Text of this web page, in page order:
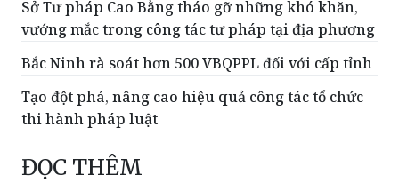
Sở Tư pháp Cao Bằng tháo gỡ những khó khăn,
vướng mắc trong công tác tư pháp tại địa phương
Bắc Ninh rà soát hơn 500 VBQPPL đối với cấp tỉnh
Tạo đột phá, nâng cao hiệu quả công tác tổ chức
thi hành pháp luật
ĐỌC THÊM